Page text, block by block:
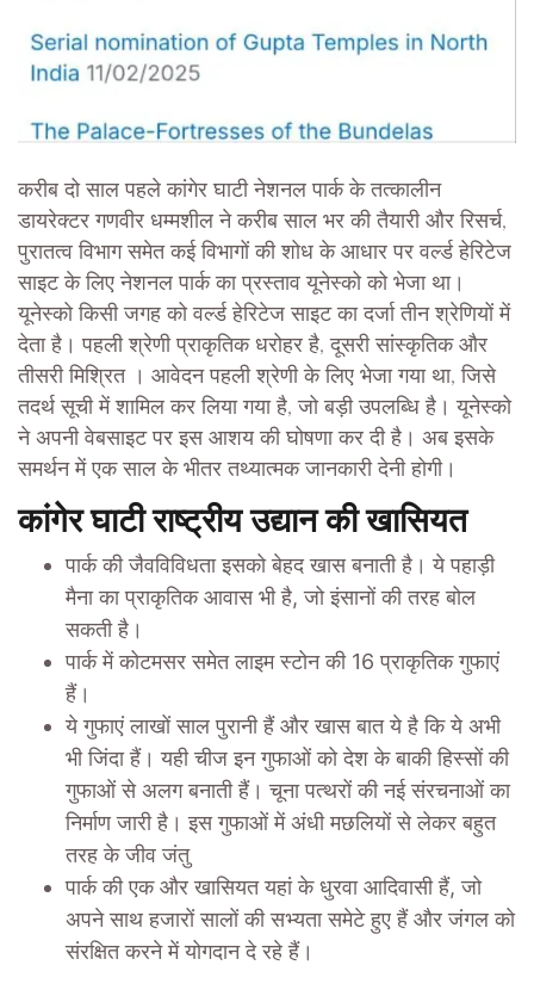
करीब दो साल पहले कांगेर घाटी नेशनल पार्क के तत्कालीन
डायरेक्टर गणवीर धम्मशील ने करीब साल भर की तैयारी और रिसर्च,
पुरातत्व विभाग समेत कई विभागों की शोध के आधार पर वर्ल्ड हेरिटेज
साइट के लिए नेशनल पार्क का प्रस्ताव यूनेस्को को भेजा था।
यूनेस्को किसी जगह को वर्ल्ड हेरिटेज साइट का दर्जा तीन श्रेणियों में
देता है। पहली श्रेणी प्राकृतिक धरोहर है, दूसरी सांस्कृतिक और
तीसरी मिश्रित । आवेदन पहली श्रेणी के लिए भेजा गया था, जिसे
तदर्थ सूची में शामिल कर लिया गया है, जो बड़ी उपलब्धि है। यूनेस्को
ने अपनी वेबसाइट पर इस आशय की घोषणा कर दी है। अब इसके
समर्थन में एक साल के भीतर तथ्यात्मक जानकारी देनी होगी।
कांगेर घाटी राष्ट्रीय उद्यान की खासियत
पार्क की जैवविविधता इसको बेहद खास बनाती है। ये पहाड़ी
मैना का प्राकृतिक आवास भी है, जो इंसानों की तरह बोल
सकती है।
पार्क में कोटमसर समेत लाइम स्टोन की 16 प्राकृतिक गुफाएं
हैं।
ये गुफाएं लाखों साल पुरानी हैं और खास बात ये है कि ये अभी
भी जिंदा हैं। यही चीज इन गुफाओं को देश के बाकी हिस्सों की
गुफाओं से अलग बनाती हैं। चूना पत्थरों की नई संरचनाओं का
निर्माण जारी है। इस गुफाओं में अंधी मछलियों से लेकर बहुत
तरह के जीव जंतु
पार्क की एक और खासियत यहां के धुरवा आदिवासी हैं, जो
अपने साथ हजारों सालों की सभ्यता समेटे हुए हैं और जंगल को
संरक्षित करने में योगदान दे रहे हैं।